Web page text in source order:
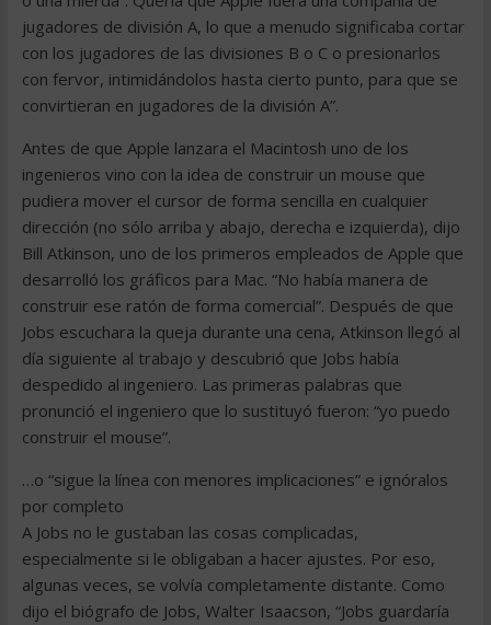
jugadores de división A, lo que a menudo significaba cortar
con los jugadores de las divisiones B o C o presionarlos
con fervor, intimidándolos hasta cierto punto, para que se
convirtieran en jugadores de la división A”.
Antes de que Apple lanzara el Macintosh uno de los
ingenieros vino con la idea de construir un mouse que
pudiera mover el cursor de forma sencilla en cualquier
dirección (no sólo arriba y abajo, derecha e izquierda), dijo
Bill Atkinson, uno de los primeros empleados de Apple que
desarrolló los gráficos para Mac. “No había manera de
construir ese ratón de forma comercial”. Después de que
Jobs escuchara la queja durante una cena, Atkinson llegó al
día siguiente al trabajo y descubrió que Jobs había
despedido al ingeniero. Las primeras palabras que
pronunció el ingeniero que lo sustituyó fueron: “yo puedo
construir el mouse”.
…o “sigue la línea con menores implicaciones” e ignóralos
por completo
A Jobs no le gustaban las cosas complicadas,
especialmente si le obligaban a hacer ajustes. Por eso,
algunas veces, se volvía completamente distante. Como
dijo el biógrafo de Jobs, Walter Isaacson, “Jobs guardaría